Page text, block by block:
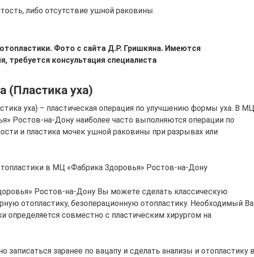
либо отсутствие ушной раковины.
Фото с сайта Д.Р. Гришкяна. Имеются
требуется консультация специалиста
(Пластика уха)
уха) – пластическая операция по улучшению формы уха. В МЦ
Ростов-на-Дону наиболее часто выполняются операции по
и пластика мочек ушной раковины при разрывах или
в МЦ «Фабрика Здоровья» Ростов-на-Дону
Ростов-на-Дону Вы можете сделать классическую
отопластику, безоперационную отопластику. Необходимый
определяется совместно с пластическим хирургом на
заранее по вацапу и сделать анализы и отопластику в